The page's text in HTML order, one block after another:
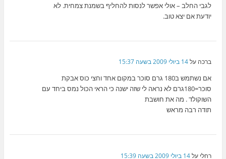
לגבי החלב – אולי אפשר לנסות להחליף בשמנת צמחית. לא
יודעת אם יצא טוב.
ברכה על14 ביולי 2009 בשעה 15:37
אם נשתמש ב180 גרם סוכר במקום אחד וחצי כוס אבקת
סוכר=180גרם לא נראה לי שזה ישנה כי הראי הכול נמס ביחד עם
השוקולד . מה את חושבת
תודה רבה מראש
רחלי על14 ביולי 2009 בשעה 15:39